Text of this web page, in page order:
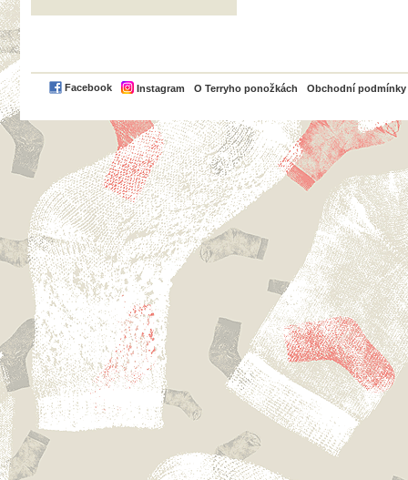
Facebook Instagram O Terryho ponožkách Obchodní podmínky
PayPal